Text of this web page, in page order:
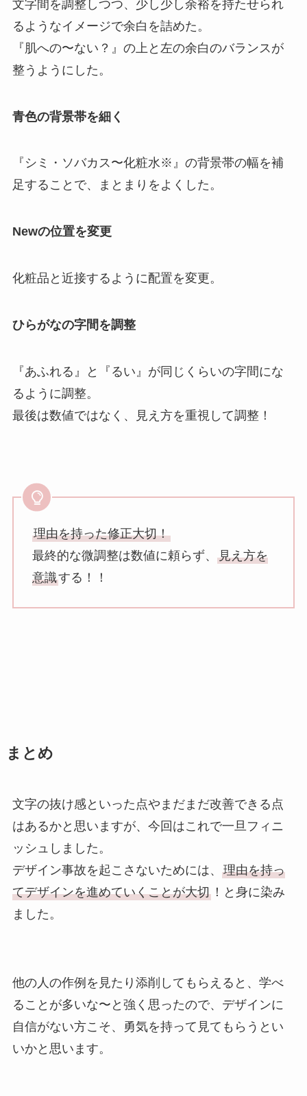
文字間を調整しつつ、少し少し余裕を持たせられ
るようなイメージで余白を詰めた。
『肌への〜ない？』の上と左の余白のバランスが
整うようにした。
青色の背景帯を細く
『シミ・ソバカス〜化粧水※』の背景帯の幅を補
足することで、まとまりをよくした。
Newの位置を変更
化粧品と近接するように配置を変更。
ひらがなの字間を調整
『あふれる』と『るい』が同じくらいの字間にな
るように調整。
最後は数値ではなく、見え方を重視して調整！
理由を持った修正大切！
最終的な微調整は数値に頼らず、 見え方を
意識する！！
まとめ
文字の抜け感といった点やまだまだ改善できる点
はあるかと思いますが、今回はこれで一旦フィニ
ッシュしました。
デザイン事故を起こさないためには、 理由を持っ
てデザインを進めていくことが大切！ と身に染み
ました。
他の人の作例を見たり添削してもらえると、学べ
ることが多いな〜と強く思ったので、デザインに
自信がない方こそ、勇気を持って見てもらうとい
いかと思います。